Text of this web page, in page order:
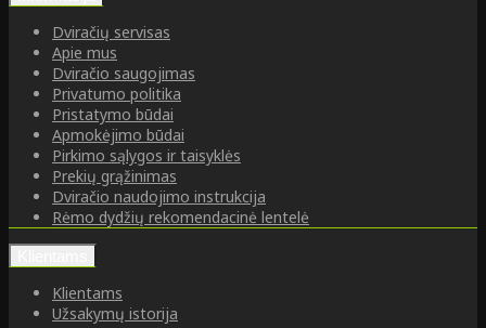
Dviračių servisas
Apie mus
Dviračio saugojimas
Privatumo politika
Pristatymo būdai
Apmokėjimo būdai
Pirkimo sąlygos ir taisyklės
Prekių grąžinimas
Dviračio naudojimo instrukcija
Rėmo dydžių rekomendacinė lentelė
Klientams
Užsakymų istorija